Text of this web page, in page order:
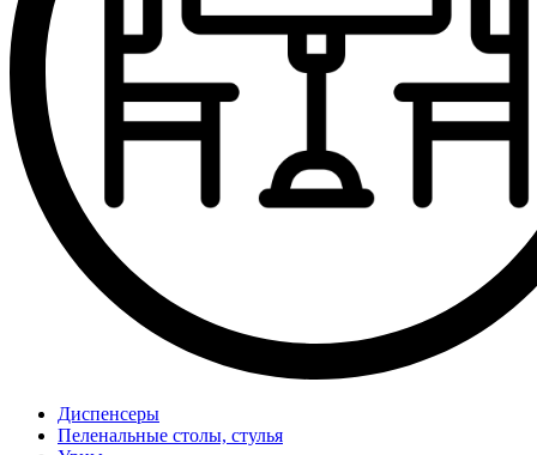
Диспенсеры
Пеленальные столы, стулья